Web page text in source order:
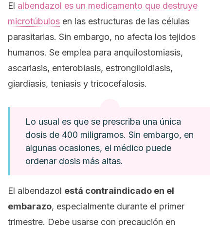
El albendazol es un medicamento que destruye
microtúbulos en las estructuras de las células
parasitarias. Sin embargo, no afecta los tejidos
humanos. Se emplea para anquilostomiasis,
ascariasis, enterobiasis, estrongiloidiasis,
giardiasis, teniasis y tricocefalosis.
Lo usual es que se prescriba una única
dosis de 400 miligramos. Sin embargo, en
algunas ocasiones, el médico puede
ordenar dosis más altas.
El albendazol está contraindicado en el
embarazo, especialmente durante el primer
trimestre. Debe usarse con precaución en